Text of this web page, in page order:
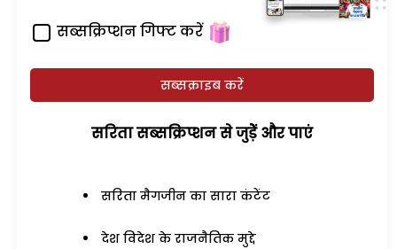
सब्सक्रिप्शन गिफ्ट करें
सब्सक्राइब करें
सरिता सब्सक्रिप्शन से जुड़ेें और पाएं
सरिता मैगजीन का सारा कंटेंट
देश विदेश के राजनैतिक मुद्दे